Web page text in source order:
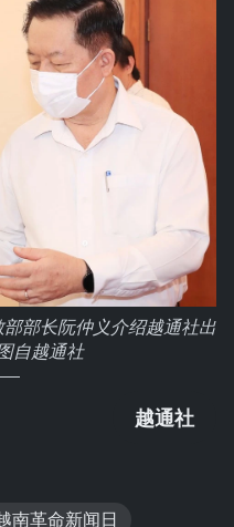
部长阮仲义介绍越通社出
自越通社
越通社
南革命新闻日